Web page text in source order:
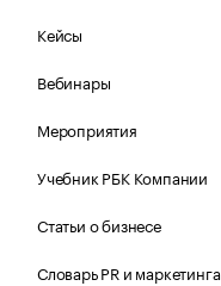
Кейсы
Вебинары
Мероприятия
Учебник РБК Компании
Статьи о бизнесе
Словарь PR и маркетинга